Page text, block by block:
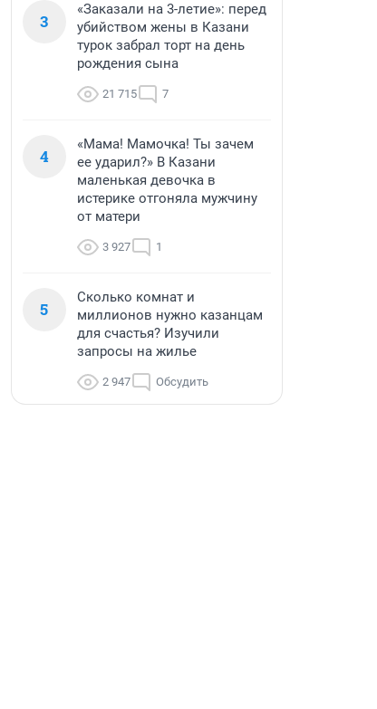
3
«Заказали на 3-летие»: перед
убийством жены в Казани
турок забрал торт на день
рождения сына
21 715 7
4
«Мама! Мамочка! Ты зачем
ее ударил?» В Казани
маленькая девочка в
истерике отгоняла мужчину
от матери
3 927 1
5
Сколько комнат и
миллионов нужно казанцам
для счастья? Изучили
запросы на жилье
2 947 Обсудить